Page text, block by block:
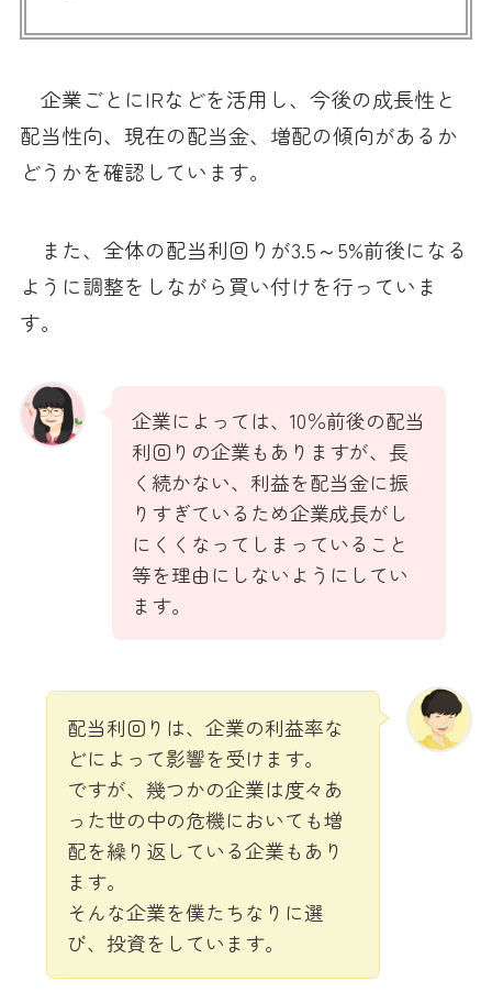
企業ごとにIRなどを活用し、今後の成長性と
配当性向、現在の配当金、増配の傾向があるか
どうかを確認しています。
また、全体の配当利回りが3.5～5%前後になる
ように調整をしながら買い付けを行っていま
す。
企業によっては、10％前後の配当
利回りの企業もありますが、長
く続かない、利益を配当金に振
りすぎているため企業成長がし
にくくなってしまっていること
等を理由にしないようにしてい
ます。
配当利回りは、企業の利益率な
どによって影響を受けます。
ですが、幾つかの企業は度々あ
った世の中の危機においても増
配を繰り返している企業もあり
ます。
そんな企業を僕たちなりに選
び、投資をしています。